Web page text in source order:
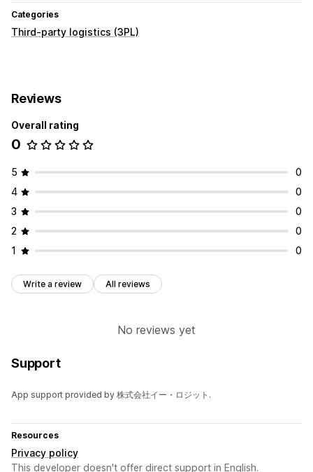
Categories
Third-party logistics (3PL)
Reviews
Overall rating
0
5
0
4
0
3
0
2
0
1
0
Write a review All reviews
No reviews yet
Support
App support provided by 株式会社イー・ロジット.
Resources
Privacy policy
This developer doesn't offer direct support in English.